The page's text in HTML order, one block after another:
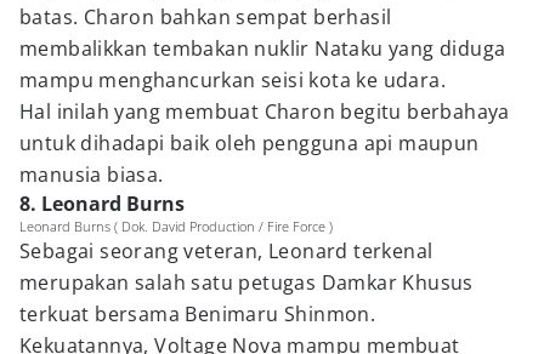
batas. Charon bahkan sempat berhasil
membalikkan tembakan nuklir Nataku yang diduga
mampu menghancurkan seisi kota ke udara.
Hal inilah yang membuat Charon begitu berbahaya
untuk dihadapi baik oleh pengguna api maupun
manusia biasa.
8. Leonard Burns
Leonard Burns ( Dok. David Production / Fire Force )
Sebagai seorang veteran, Leonard terkenal
merupakan salah satu petugas Damkar Khusus
terkuat bersama Benimaru Shinmon.
Kekuatannya, Voltage Nova mampu membuat